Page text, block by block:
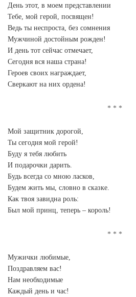
День этот, в моем представлении
Тебе, мой герой, посвящен!
Ведь ты неспроста, без сомнения
Мужчиной достойным рожден!
И день тот сейчас отмечает,
Сегодня вся наша страна!
Героев своих награждает,
Сверкают на них ордена!
Мой защитник дорогой,
Ты сегодня мой герой!
Буду я тебя любить
И подарочки дарить.
Будь всегда со мною ласков,
Будем жить мы, словно в сказке.
Как твоя завидна роль:
Был мой принц, теперь – король!
Мужички любимые,
Поздравляем вас!
Нам необходимые
Каждый день и час!